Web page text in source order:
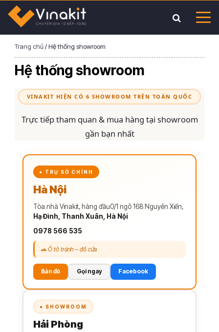
Trang chủ/Hệ thống showroom
Hệ thống showroom
VINAKIT HIỆN CÓ 6 SHOWROOM TRÊN TOÀN QUỐC
Trực tiếp tham quan & mua hàng tại showroom
gần bạn nhất
● TRỤ SỞ CHÍNH
Hà Nội
Tòa nhà Vinakit, hàng đầu0/1 ngõ 168 Nguyễn Xiển,
Hạ Đình, Thanh Xuân, Hà Nội
0978 566 535
🚗 Ô tô tránh – đỗ cửa
Bản đồ Gọi ngay Facebook
● SHOWROOM
Hải Phòng